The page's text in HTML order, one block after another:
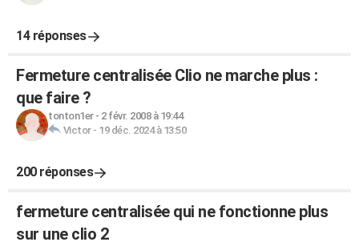
14 réponses
Fermeture centralisée Clio ne marche plus :
que faire ?
tonton1er- 2 févr. 2008 à 19:44
Victor- 19 déc. 2024 à 13:50
200 réponses
fermeture centralisée qui ne fonctionne plus
sur une clio 2